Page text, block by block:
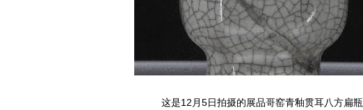
这是12月5日拍摄的展品哥窑青釉贯耳八方扁瓶